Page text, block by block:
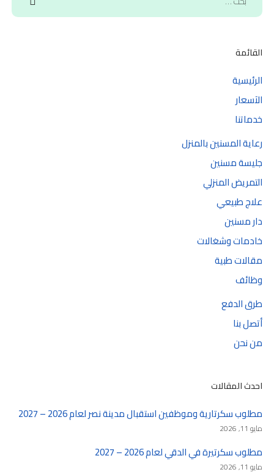
القائمة
الرئيسية
الآسعار
خدماتنا
رعاية المسنين بالمنزل
جليسة مسنين
التمريض المنزلي
علاج طبيعي
دار مسنين
خادمات وشغالات
مقالات طبية
وظائف
طرق الدفع
أتصل بنا
من نحن
احدث المقالات
مطلوب سكرتارية وموظفين استقبال مدينة نصر لعام 2026 – 2027
مايو 11, 2026
مطلوب سكرتيرة في الدقي لعام 2026 – 2027
مايو 11, 2026